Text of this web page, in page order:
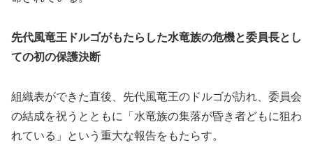
先代風竜王ドルゴがもたらした水竜族の危機と委員長とし
ての初の保護決断
組織表ができた直後、先代風竜王のドルゴが訪れ、委員会
の結成を祝うとともに「水竜族の集落が昏き者どもに狙わ
れている」という重大な報告をもたらす。